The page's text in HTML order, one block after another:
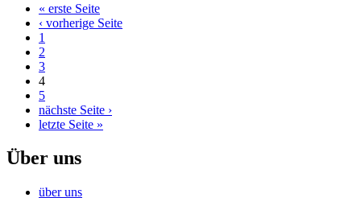
« erste Seite
‹ vorherige Seite
1
2
3
4
5
nächste Seite ›
letzte Seite »
Über uns
über uns